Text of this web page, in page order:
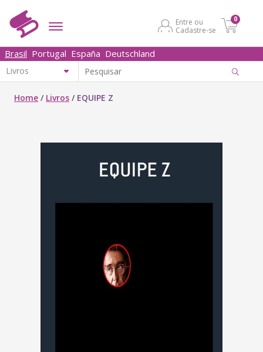
Entre ou
Cadastre-se
0
Brasil Portugal España Deutschland
Home / Livros / EQUIPE Z